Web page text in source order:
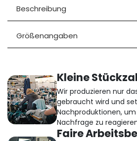
Beschreibung
Größenangaben
Kleine
Wir produzieren nur
gebraucht wird und
Nachproduktionen,
Nachfrage zu
Faire